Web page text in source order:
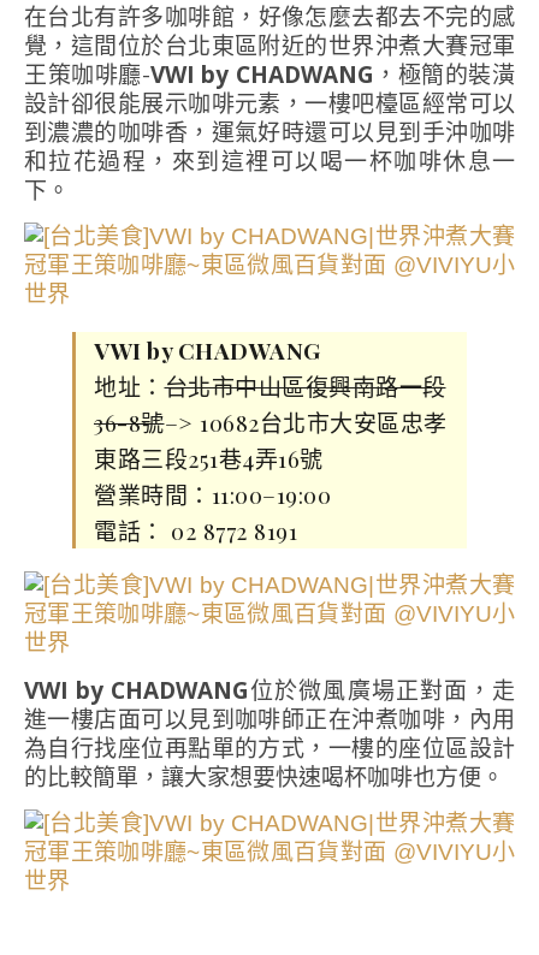
在台北有許多咖啡館，好像怎麼去都去不完的感
覺，這間位於台北東區附近的世界沖煮大賽冠軍
王策咖啡廳-VWI by CHADWANG ，極簡的裝潢
設計卻很能展示咖啡元素，一樓吧檯區經常可以
到濃濃的咖啡香，運氣好時還可以見到手沖咖啡
和拉花過程，來到這裡可以喝一杯咖啡休息一
下。
VWI by CHADWANG
地址：台北市中山區復興南路一段
36-8號–> 10682台北市大安區忠孝
東路三段251巷4弄16號
營業時間：11:00–19:00
電話： 02 8772 8191
VWI by CHADWANG位於微風廣場正對面，走
進一樓店面可以見到咖啡師正在沖煮咖啡，內用
為自行找座位再點單的方式，一樓的座位區設計
的比較簡單，讓大家想要快速喝杯咖啡也方便。